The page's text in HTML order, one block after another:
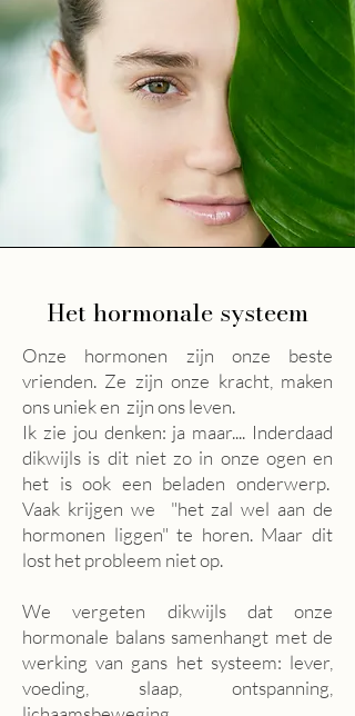
Het hormonale systeem
Onze hormonen zijn onze beste
vrienden. Ze zijn onze kracht, maken
ons uniek en zijn ons leven.
Ik zie jou denken: ja maar.... Inderdaad
dikwijls is dit niet zo in onze ogen en
het is ook een beladen onderwerp.
Vaak krijgen we "het zal wel aan de
hormonen liggen" te horen. Maar dit
lost het probleem niet op.
We vergeten dikwijls dat onze
hormonale balans samenhangt met de
werking van gans het systeem: lever,
voeding, slaap, ontspanning,